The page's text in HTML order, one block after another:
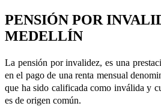
PENSIÓN POR
MEDELLÍN
La pensión por invalidez, es una
en el pago de una renta mensual
que ha sido calificada como inválida y
es de origen común.